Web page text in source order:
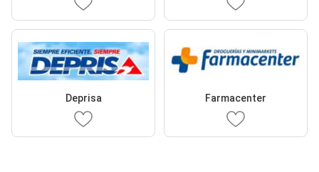
Deprisa Farmacenter